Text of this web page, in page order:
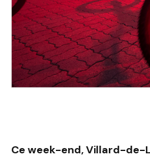
Ce week-end, Villard-de-